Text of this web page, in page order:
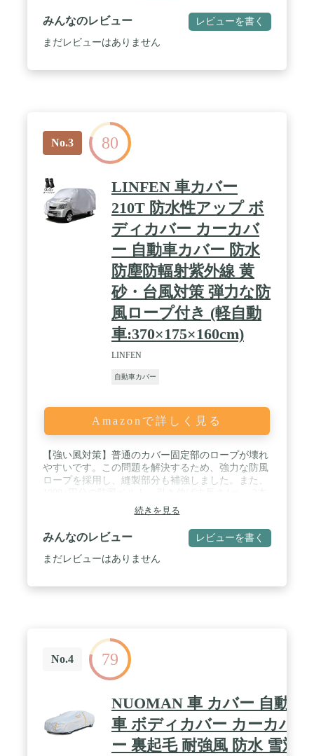
みんなのレビュー レビューを書く
まだレビューはありません
No.3 80
LINFEN 車カバー
210T 防水性アップ ボ
ディカバー カーカバ
ー 自動車カバー 防水
防塵防輻射紫外線 黄
砂・台風対策 弾力な防
風ロープ付き (軽自動
車:370×175×160cm)
LINFEN
自動車カバー
Amazonで詳しく見る
【強い風対策】普通のカバー固定部のロープが壊れ
やすいです。この問題を解決するため、強力な防風
ロープを採用し、縫製部分も補強しました。また、
セット無料付き。強風や台風が来た場合、車カバー
は風に飛ばされません 。 / 【より優れた防水材料】
今度はより耐水性の高い210T防水材料を使用してい
ます。普通の170T材料と比べると、耐水性は2つの
レベルに上昇しました。【ご注意！！！】：カバー
ーをしっかりガードします！ 梅雨の時期の湿気や、
酸性雨等の車体を劣化させるのを防ぐ また直射日光
による紫外線により塗装変色や太陽光による ダッシ
ュボードの変形等を防いでくれます。 / 【耐久性】
今回の材料は、高密度のガタフ生地を採用してお
り、外層に銀を塗り、しっかりと防水効果を発揮し
ています。また酸性雨，強い紫外線，氷霜などに優
れた耐久性を有している。 / 【100%品質保証】念の
ため、ご注文する前に、サイズをご確認ください、
続きを見る
みんなのレビュー レビューを書く
まだレビューはありません
No.4 79
NUOMAN 車 カバー 自動
車 ボディカバー カーカバ
ー 裏起毛 耐強風 防水 雪対